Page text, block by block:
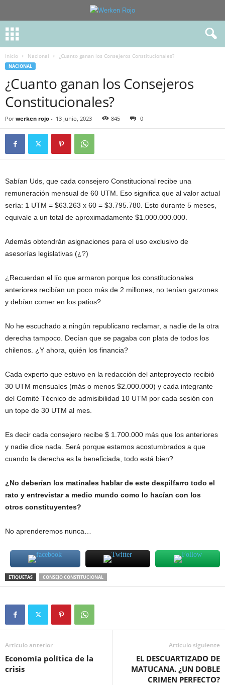
Inicio Nacional ¿Cuanto ganan los Consejeros Constitucionales?
NACIONAL
¿Cuanto ganan los Consejeros
Constitucionales?
Por werken rojo - 13 junio, 2023 845 0
Sabían Uds, que cada consejero Constitucional recibe una
remuneración mensual de 60 UTM. Eso significa que al valor actual
sería: 1 UTM = $63.263 x 60 = $3.795.780. Esto durante 5 meses,
equivale a un total de aproximadamente $1.000.000.000.
Además obtendrán asignaciones para el uso exclusivo de
asesorías legislativas (¿?)
¿Recuerdan el lío que armaron porque los constitucionales
anteriores recibían un poco más de 2 millones, no tenían garzones
y debían comer en los patios?
No he escuchado a ningún republicano reclamar, a nadie de la otra
derecha tampoco. Decían que se pagaba con plata de todos los
chilenos. ¿Y ahora, quién los financia?
Cada experto que estuvo en la redacción del anteproyecto recibió
30 UTM mensuales (más o menos $2.000.000) y cada integrante
del Comité Técnico de admisibilidad 10 UTM por cada sesión con
un tope de 30 UTM al mes.
Es decir cada consejero recibe $ 1.700.000 más que los anteriores
y nadie dice nada. Será porque estamos acostumbrados a que
cuando la derecha es la beneficiada, todo está bien?
¿No deberían los matinales hablar de este despilfarro todo el
rato y entrevistar a medio mundo como lo hacían con los
otros constituyentes?
No aprenderemos nunca…
ETIQUETAS CONSEJO CONSTITUCIONAL
Artículo anterior
Economía política de la
crisis
Artículo siguiente
EL DESCUARTIZADO DE
MATUCANA. ¿UN DOBLE
CRIMEN PERFECTO?